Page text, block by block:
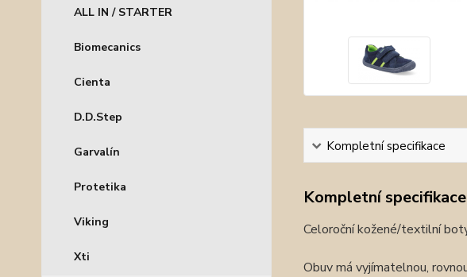
ALL IN / STARTER
Biomecanics
Cienta
D.D.Step
Garvalín
Protetika
Viking
Xti
Kompletní specifikace
Kompletní specifikace
Celoroční kožené/textilní
Obuv má vyjímatelnou,